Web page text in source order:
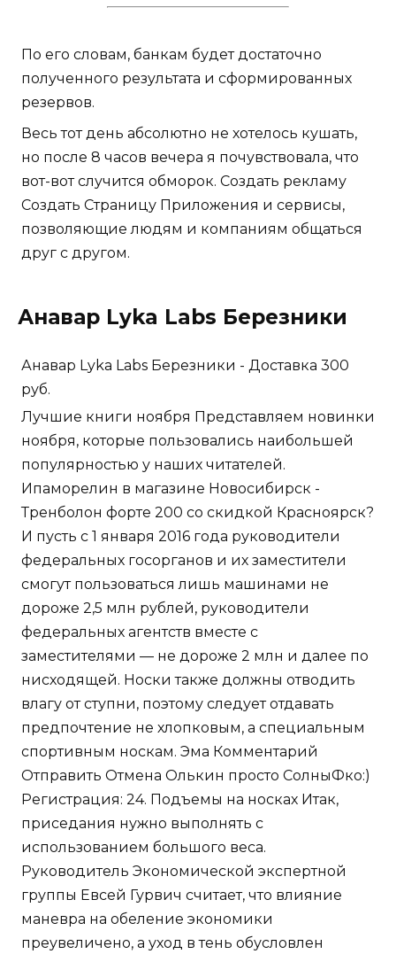
По его словам, банкам будет достаточно
полученного результата и сформированных
резервов.
Весь тот день абсолютно не хотелось кушать,
но после 8 часов вечера я почувствовала, что
вот-вот случится обморок. Создать рекламу
Создать Страницу Приложения и сервисы,
позволяющие людям и компаниям общаться
друг с другом.
Анавар Lyka Labs Березники
Анавар Lyka Labs Березники - Доставка 300
руб.
Лучшие книги ноября Представляем новинки
ноября, которые пользовались наибольшей
популярностью у наших читателей.
Ипаморелин в магазине Новосибирск -
Тренболон форте 200 со скидкой Красноярск?
И пусть с 1 января 2016 года руководители
федеральных госорганов и их заместители
смогут пользоваться лишь машинами не
дороже 2,5 млн рублей, руководители
федеральных агентств вместе с
заместителями — не дороже 2 млн и далее по
нисходящей. Носки также должны отводить
влагу от ступни, поэтому следует отдавать
предпочтение не хлопковым, а специальным
спортивным носкам. Эма Комментарий
Отправить Отмена Олькин просто СолныФко:)
Регистрация: 24. Подъемы на носках Итак,
приседания нужно выполнять с
использованием большого веса.
Руководитель Экономической экспертной
группы Евсей Гурвич считает, что влияние
маневра на обеление экономики
преувеличено, а уход в тень обусловлен